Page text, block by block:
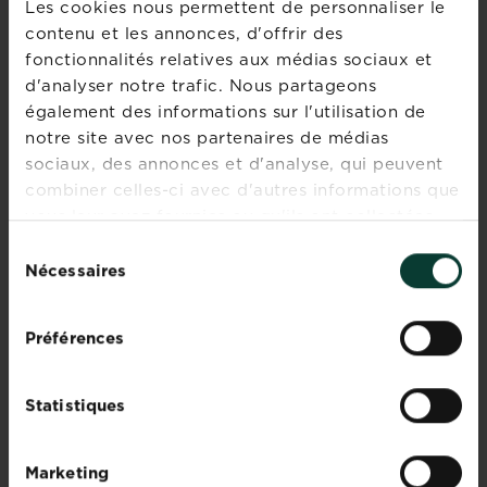
Les cookies nous permettent de personnaliser le
contenu et les annonces, d'offrir des
fonctionnalités relatives aux médias sociaux et
d'analyser notre trafic. Nous partageons
également des informations sur l'utilisation de
notre site avec nos partenaires de médias
sociaux, des annonces et d'analyse, qui peuvent
combiner celles-ci avec d'autres informations que
vous leur avez fournies ou qu'ils ont collectées
duNécessaires
Préférences
Statistiques
Marketing
la
tomate
(Solanum
lycopersicum
)
donne
un
coup
assiettes
ses
couleurs
:
orange,
Tout savoir sur le paillage
sur Tout savoir sur le
Les maladies et parasites
du rosier
sur Les maladies et
Réussir la plantation des